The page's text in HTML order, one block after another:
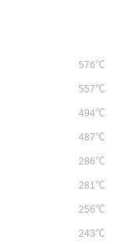
576℃
557℃
494℃
487℃
286℃
281℃
256℃
243℃